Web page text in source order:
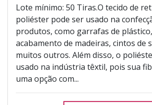
Lote mínimo: 50 Tiras.O tecido de
poliéster pode ser usado na
produtos, como garrafas de
acabamento de madeiras, cintos de
muitos outros. Além disso, o
usado na indústria têxtil, pois sua
uma opção com...